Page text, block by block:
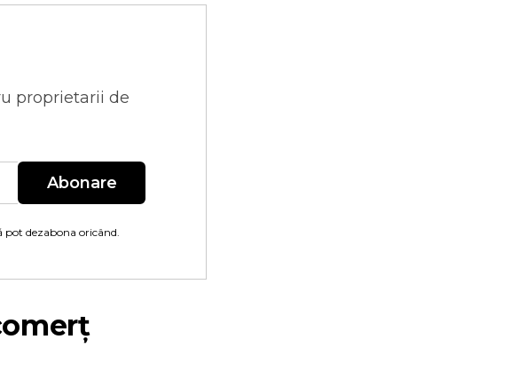
proprietarii de
Abonare
pot dezabona oricând.